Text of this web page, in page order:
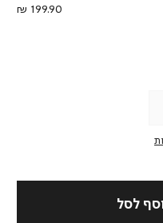
מחיר
199.90 ₪
לסל